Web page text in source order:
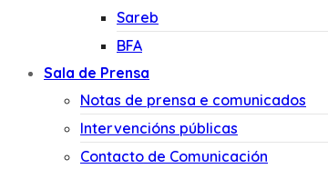
Sareb
BFA
Sala de Prensa
Notas de prensa e comunicados
Intervencións públicas
Contacto de Comunicación